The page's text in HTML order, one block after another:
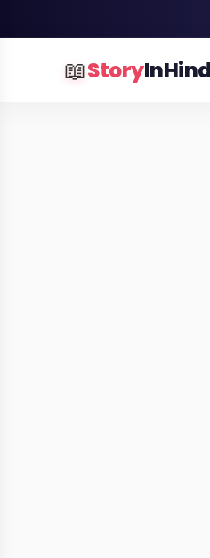
📖Story